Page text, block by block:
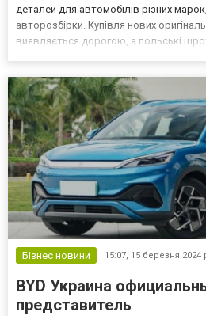
деталей для автомобілів різних
авторозбірки. Купівля нових
виявляється дорогою, а польські
Бізнес новини 15:07, 15 березня 2024
BYD Украина
представитель